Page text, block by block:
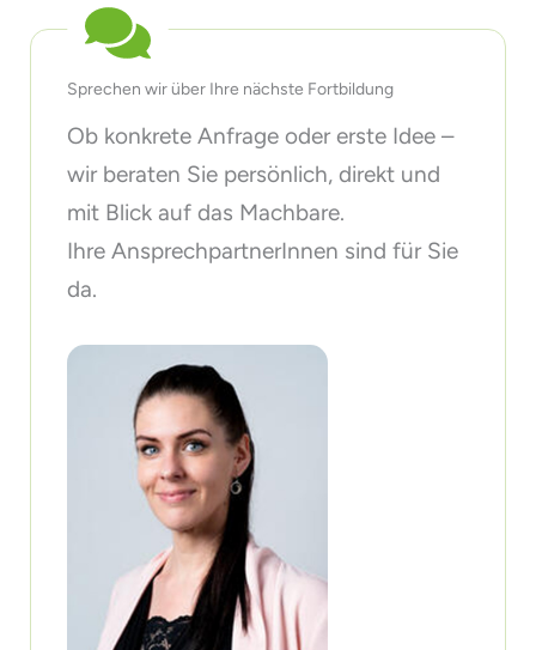
Sprechen wir über Ihre nächste Fortbildung
Ob konkrete Anfrage oder erste Idee –
wir beraten Sie persönlich, direkt und
mit Blick auf das Machbare.
Ihre AnsprechpartnerInnen sind für Sie
da.